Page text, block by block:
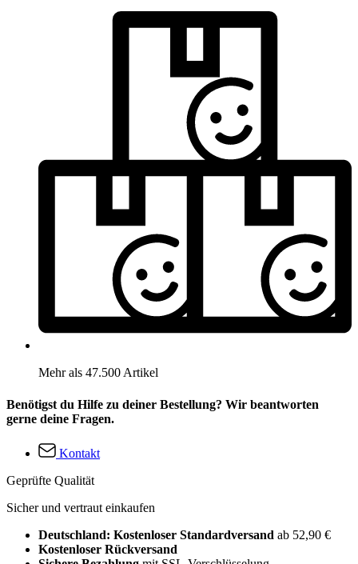
Mehr als 47.500 Artikel
Benötigst du Hilfe zu deiner Bestellung? Wir beantworten
gerne deine Fragen.
Kontakt
Geprüfte Qualität
Sicher und vertraut einkaufen
Deutschland: Kostenloser Standardversand ab 52,90 €
Kostenloser Rückversand